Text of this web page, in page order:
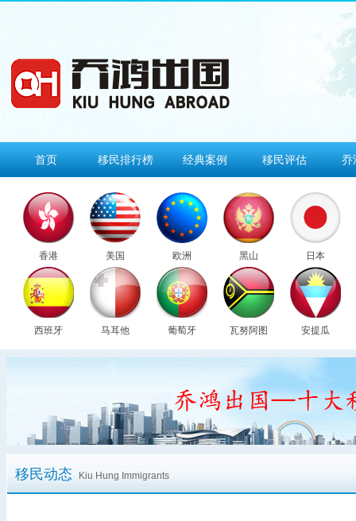
首页 移民排行榜 经典案例 移民评估 乔
香港 美国 欧洲 黑山 日本
西班牙 马耳他 葡萄牙 瓦努阿图 安提瓜
移民动态 Kiu Hung Immigrants